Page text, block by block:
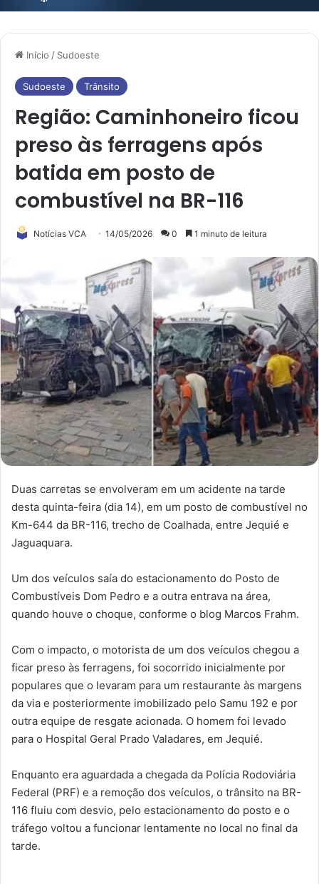
Início / Sudoeste
Sudoeste Trânsito
Região: Caminhoneiro ficou
preso às ferragens após
batida em posto de
combustível na BR-116
Notícias VCA 14/05/2026 0 1 minuto de leitura
Duas carretas se envolveram em um acidente na tarde
desta quinta-feira (dia 14), em um posto de combustível no
Km-644 da BR-116, trecho de Coalhada, entre Jequié e
Jaguaquara.
Um dos veículos saía do estacionamento do Posto de
Combustíveis Dom Pedro e a outra entrava na área,
quando houve o choque, conforme o blog Marcos Frahm.
Com o impacto, o motorista de um dos veículos chegou a
ficar preso às ferragens, foi socorrido inicialmente por
populares que o levaram para um restaurante às margens
da via e posteriormente imobilizado pelo Samu 192 e por
outra equipe de resgate acionada. O homem foi levado
para o Hospital Geral Prado Valadares, em Jequié.
Enquanto era aguardada a chegada da Polícia Rodoviária
Federal (PRF) e a remoção dos veículos, o trânsito na BR-
116 fluiu com desvio, pelo estacionamento do posto e o
tráfego voltou a funcionar lentamente no local no final da
tarde.